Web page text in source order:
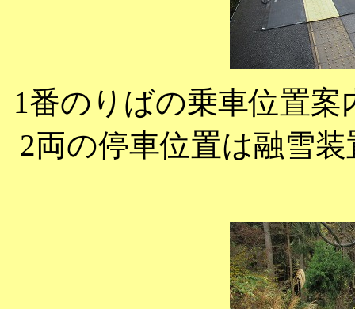
1番のりばの乗車位置
2両の停車位置は融雪